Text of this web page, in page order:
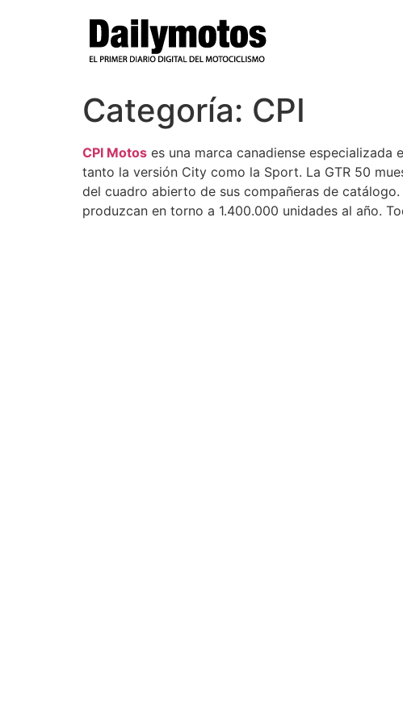
Categoría: CPI
CPI Motos es una marca canadiense especializada
tanto la versión City como la Sport. La GTR 50
del cuadro abierto de sus compañeras de
produzcan en torno a 1.400.000 unidades al año.